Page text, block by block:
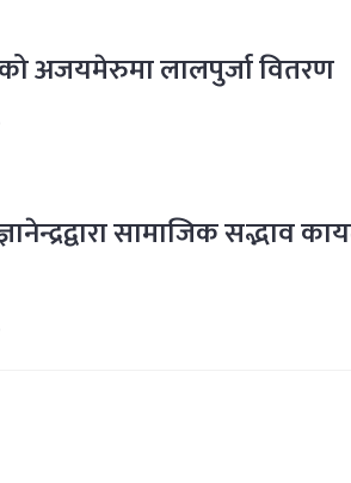
अजयमेरुमा लालपुर्जा वितरण
सामाजिक सद्भाव